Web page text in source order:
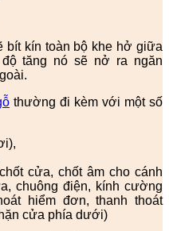
bít kín toàn bộ khe hở giữa
tăng nó sẽ nở ra ngăn
thường đi kèm với một số
cửa, chốt âm cho cánh
chuông điện, kính cường
hiểm đơn, thanh thoát
cửa phía dưới)